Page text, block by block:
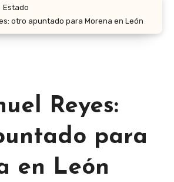
Estado
otro apuntado para Morena en León
Reyes:
para
en León